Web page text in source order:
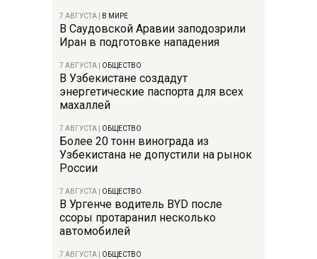
7 АВГУСТА В МИРЕ
В Саудовской Аравии заподозрили
Иран в подготовке нападения
7 АВГУСТА ОБЩЕСТВО
В Узбекистане создадут
энергетические паспорта для всех
махаллей
7 АВГУСТА ОБЩЕСТВО
Более 20 тонн винограда из
Узбекистана не допустили на рынок
России
7 АВГУСТА ОБЩЕСТВО
В Ургенче водитель BYD после
ссоры протаранил несколько
автомобилей
7 АВГУСТА ОБЩЕСТВО